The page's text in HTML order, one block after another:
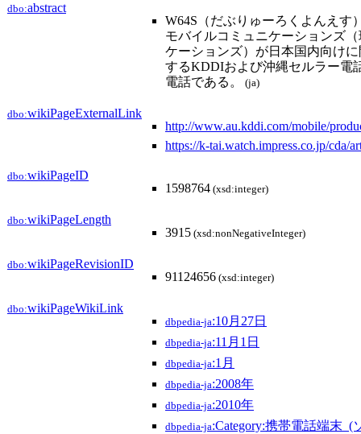
dbo:abstract
W64S（だぶりゅーろくよんえす
モバイルコミュニケーションズ
ケーションズ）が日本国内向け
するKDDIおよび沖縄セルラー電
電話である。
(ja)
dbo:wikiPageExternalLink
http://www.au.kddi.com/mobile/
https://k-tai.watch.impress.co.jp/cda/
dbo:wikiPageID
1598764 (xsd:integer)
dbo:wikiPageLength
3915 (xsd:nonNegativeInteger)
dbo:wikiPageRevisionID
91124656 (xsd:integer)
dbo:wikiPageWikiLink
dbpedia-ja:10月27日
dbpedia-ja:11月1日
dbpedia-ja:1月
dbpedia-ja:2008年
dbpedia-ja:2010年
dbpedia-ja:Category:携帯電話端末